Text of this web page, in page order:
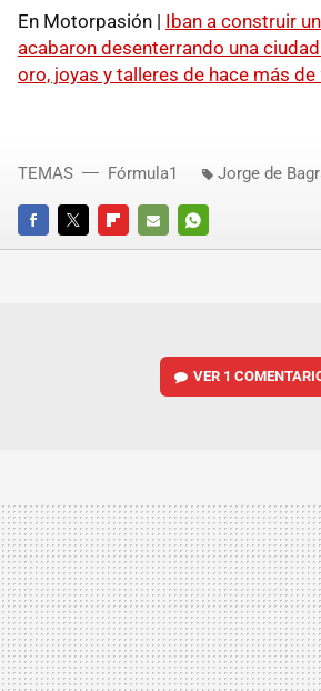
En Motorpasión | Iban a construir
acabaron desenterrando una
oro, joyas y talleres de hace más
FACEBOOKTWITTERFLIPBOARD
E-
WHATSAPP
TEMAS Fórmula1 Jorge de
VER 1